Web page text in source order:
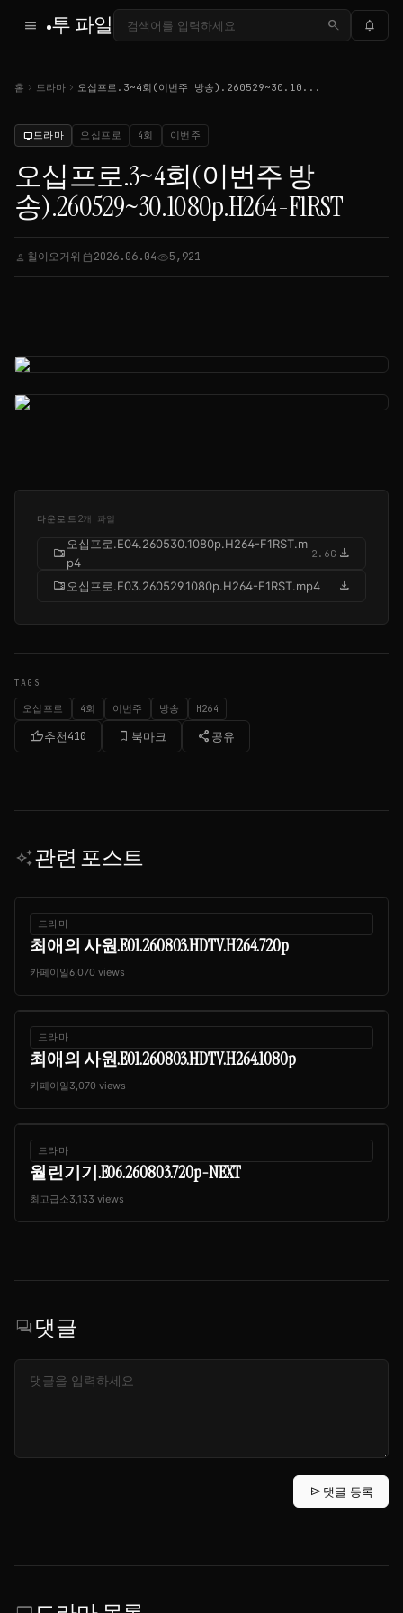
menu 투 파일 search notifications
홈 chevron_right 드라마 chevron_right 오십프로.3~4회(이번주 방송).260529~30.10...
tv드라마 오십프로 4회 이번주
오십프로.3~4회(이번주 방
송).260529~30.1080p.H264-F1RST
person 칠이오거위 calendar_today2026.06.04visibility5,921
다운로드 2개 파일
folder_zip
오십프로.E04.260530.1080p.H264-F1RST.m
p4
2.6G download
folder_zip 오십프로.E03.260529.1080p.H264-F1RST.mp4 download
TAGS
오십프로 4회 이번주 방송 H264
thumb_up추천410 bookmark_border 북마크 share 공유
auto_awesome관련 포스트
드라마
최애의 사원.E01.260803.HDTV.H264.720p
카페이일6,070 views
드라마
최애의 사원.E01.260803.HDTV.H264.1080p
카페이일 3,070 views
드라마
월린기기.E06.260803.720p-NEXT
최고급소3,133 views
forum댓글
send댓글 등록